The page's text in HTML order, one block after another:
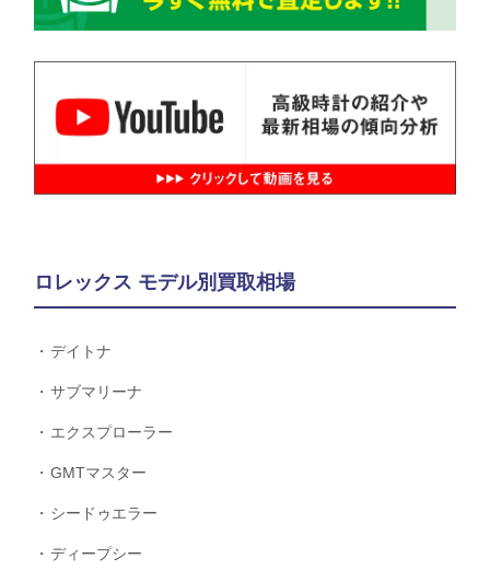
ロレックス モデル別買取相場
デイトナ
サブマリーナ
エクスプローラー
GMTマスター
シードゥエラー
ディープシー